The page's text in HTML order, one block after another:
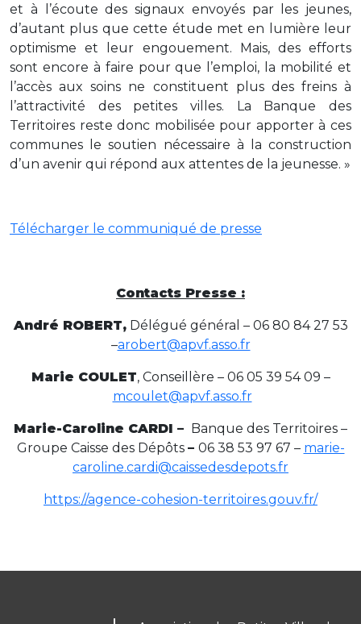
et à l’écoute des signaux envoyés par les jeunes,
d’autant plus que cette étude met en lumière leur
optimisme et leur engouement. Mais, des efforts
sont encore à faire pour que l’emploi, la mobilité et
l’accès aux soins ne constituent plus des freins à
l’attractivité des petites villes. La Banque des
Territoires reste donc mobilisée pour apporter à ces
communes le soutien nécessaire à la construction
d’un avenir qui répond aux attentes de la jeunesse. »
Télécharger le communiqué de presse
Contacts Presse :
André ROBERT,Délégué général – 06 80 84 27 53
–arobert@apvf.asso.fr
Marie COULET, Conseillère – 06 05 39 54 09 –
mcoulet@apvf.asso.fr
Marie-Caroline CARDI – Banque des Territoires –
Groupe Caisse des Dépôts – 06 38 53 97 67 – marie-
caroline.cardi@caissedesdepots.fr
https://agence-cohesion-territoires.gouv.fr/